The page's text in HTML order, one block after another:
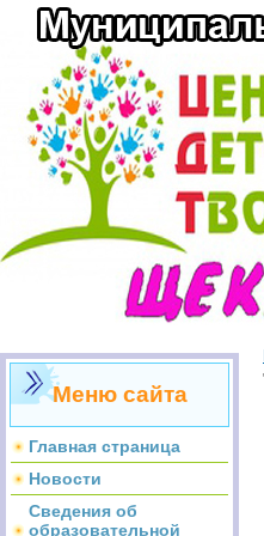
Меню сайта
Главная страница
Новости
Сведения об
образовательной